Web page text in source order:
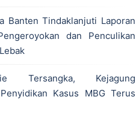
Banten Tindaklanjuti Laporan
dan Penculikan
Tersangka, Kejagung
Kasus MBG Terus